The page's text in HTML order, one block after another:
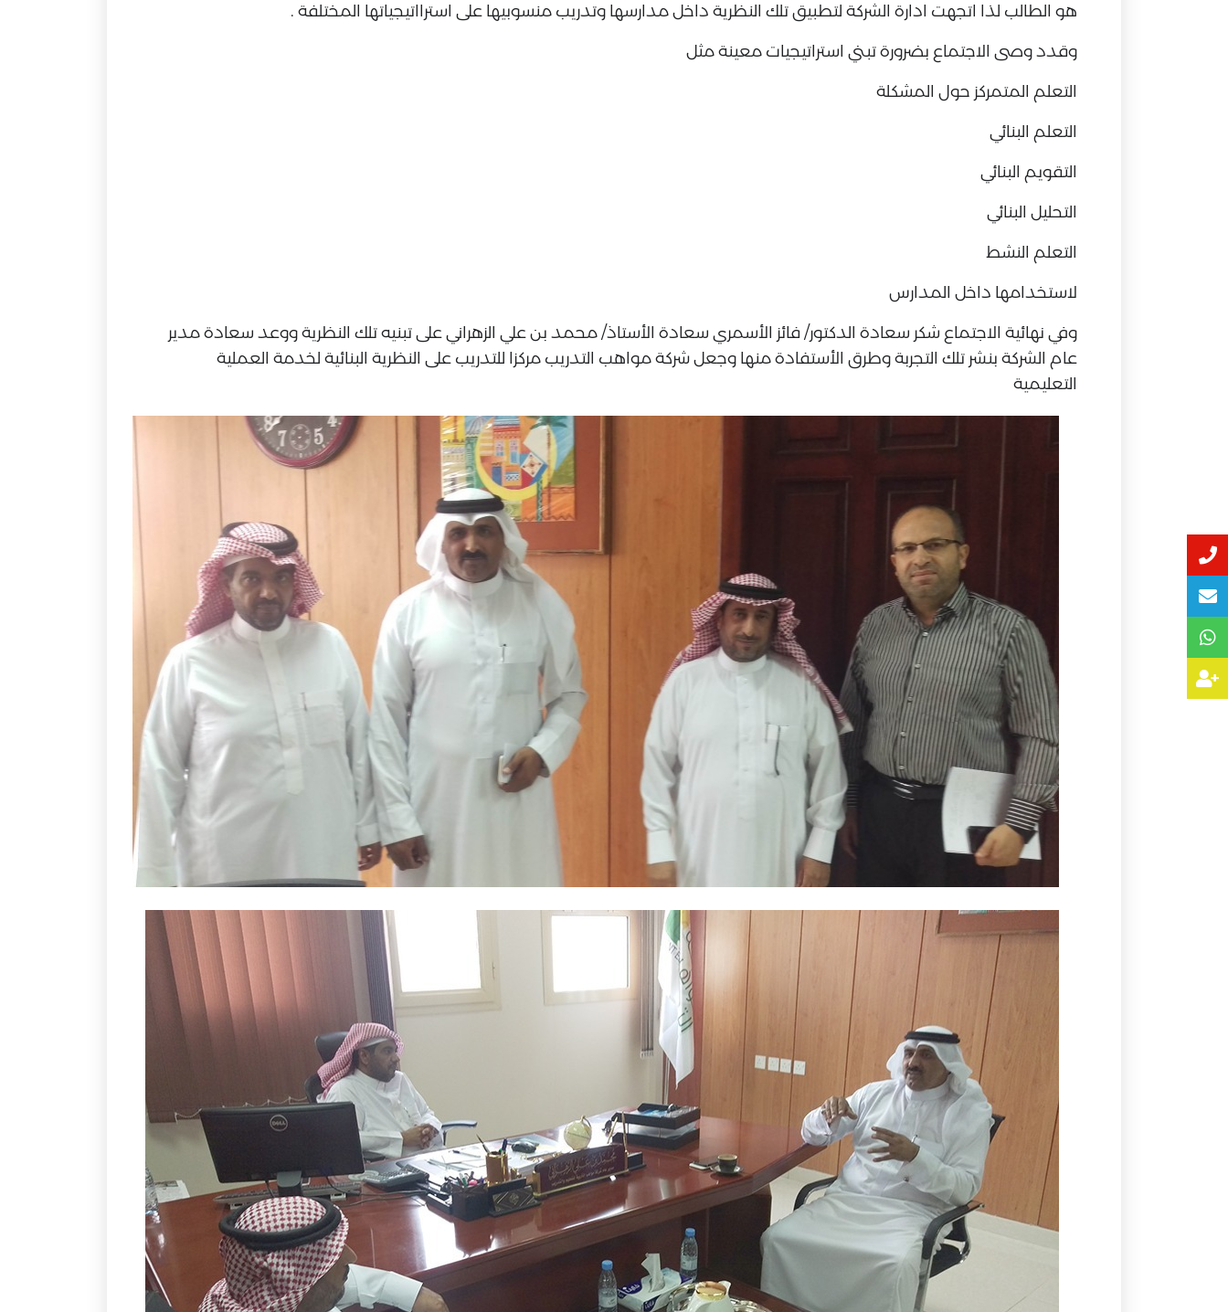
هو الطالب لذا اتجهت ادارة الشركة لتطبيق تلك النظرية داخل مدارسها وتدريب منسوبيها على استرااتيجياتها المختلفة .
وقدد وصى الاجتماع بضرورة تبني استراتيجيات معينة مثل
التعلم المتمركز حول المشكلة
التعلم البنائي
التقويم البنائي
التحليل البنائي
التعلم النشط
لاستخدامها داخل المدارس
وفي نهائية الاجتماع شكر سعادة الدكتور/ فائز الأسمري سعادة الأستاذ/ محمد بن علي الزهراني على تبنيه تلك النظرية ووعد سعادة مدير
عام الشركة بنشر تلك التجربة وطرق الأستفادة منها وجعل شركة مواهب التدريب مركزا للتدريب على النظرية البنائية لخدمة العملية
التعليمية